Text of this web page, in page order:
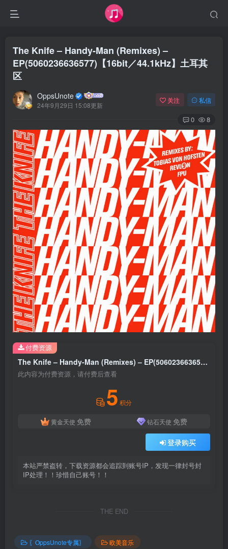
The Knife – Handy-Man (Remixes) –
EP(5060236636577)【16bit／44.1kHz】土耳其
区
OppsUnote
24年9月29日 15:08更新
关注 私信
0 8
The Knife – Handy-Man (Remixes) – EP(5060236636577)【16bit／44.1kHz】土耳其区
此内容为付费资源，请付费后查看
5 积分
黄金天使 免费 钻石天使 免费
登录购买
本站严禁盗转，下载资源都会追踪到账号IP，发现一律封号封
IP处理！！珍惜自己账号！！
付费资源
THE END
〖OppsUnote专属〗 欧美音乐